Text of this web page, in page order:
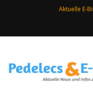
Aktuelle E-